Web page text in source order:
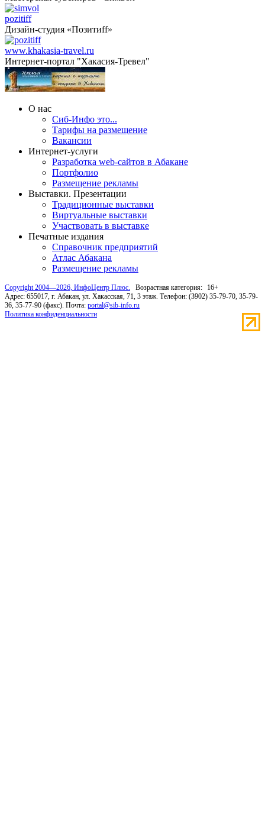
pozitiff
Дизайн-студия «Позитиff»
www.khakasia-travel.ru
Интернет-портал "Хакасия-Тревел"
О нас
Сиб-Инфо это...
Тарифы на размещение
Вакансии
Интернет-услуги
Разработка web-сайтов в Абакане
Портфолио
Размещение рекламы
Выставки. Презентации
Традиционные выставки
Виртуальные выставки
Участвовать в выставке
Печатные издания
Справочник предприятий
Атлас Абакана
Размещение рекламы
Copyright 2004—2026, ИнфоЦентр Плюс. Возрастная категория:
16+
Адрес: 655017, г. Абакан, ул. Хакасская, 71, 3 этаж. Телефон: (3902) 35-79-70, 35-79-
36, 35-77-90 (факс). Почта: portal@sib-info.ru
Политика конфиденциальности